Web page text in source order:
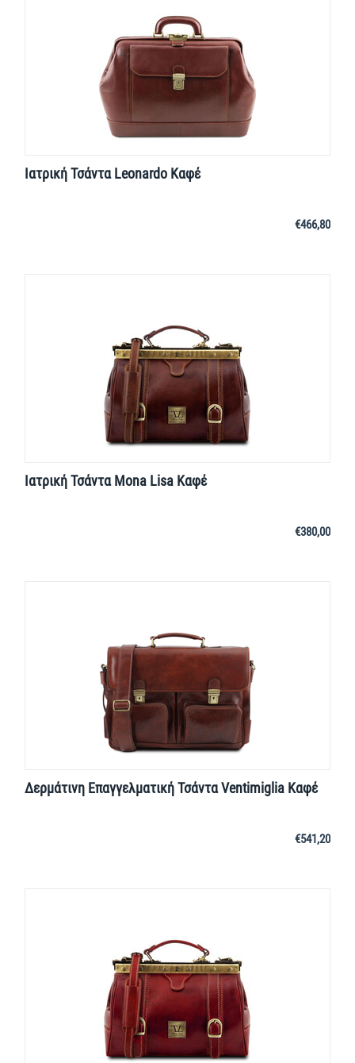
Ιατρική Τσάντα Leonardo Καφέ
€466,80
Ιατρική Τσάντα Mona Lisa Καφέ
€380,00
Δερμάτινη Επαγγελματική Τσάντα Ventimiglia Καφέ
€541,20